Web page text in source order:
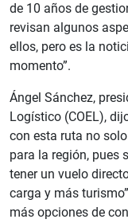
de 10 años de
revisan algunos
ellos, pero es la
momento”.
Ángel Sánchez,
Logístico (COEL),
con esta ruta no
para la región, pues
tener un vuelo
carga y más
más opciones de